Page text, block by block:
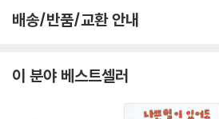
배송/반품/교환 안내
이 분야 베스트셀러